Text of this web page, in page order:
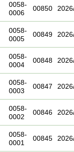
0058-
0006
00850
0058-
0005
00849
0058-
0004
00848
0058-
0003
00847
0058-
0002
00846
0058-
0001
00845